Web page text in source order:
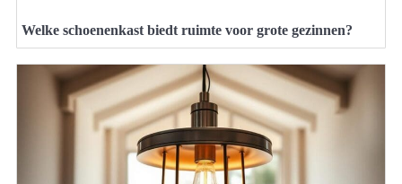
Welke schoenenkast biedt ruimte voor grote gezinnen?